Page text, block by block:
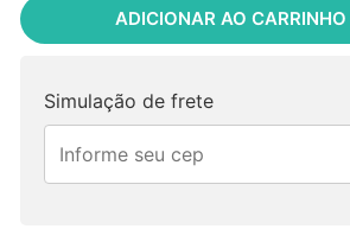
ADICIONAR AO CARRINHO
Simulação de frete